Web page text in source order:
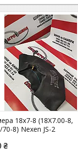
18x7-8 (18X7.00-8,
70-8) Nexen JS-2
₴